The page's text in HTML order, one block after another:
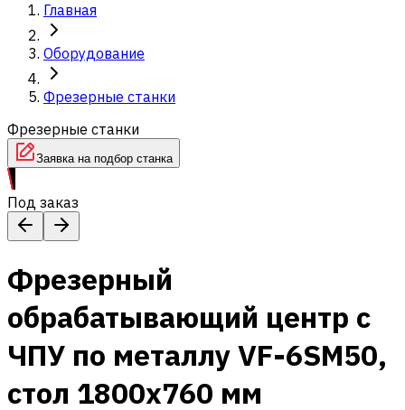
Главная
Оборудование
Фрезерные станки
Фрезерные станки
Заявка на подбор станка
Под заказ
Фрезерный
обрабатывающий центр с
ЧПУ по металлу VF-6SM50,
стол 1800х760 мм